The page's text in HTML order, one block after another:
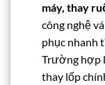
máy, thay
công nghệ
phục nhanh
Trường hợp
thay lốp